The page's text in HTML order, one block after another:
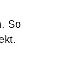
So